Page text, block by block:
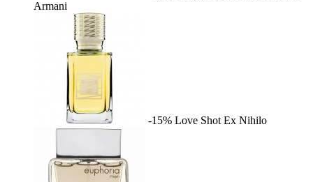
Armani
-15% Love Shot Ex Nihilo